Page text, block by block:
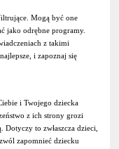
Mogą być one
jako odrębne programy.
z takimi
i zapoznaj się
i Twojego dziecka
z ich strony grozi
to zwłaszcza dzieci,
zapomnieć dziecku